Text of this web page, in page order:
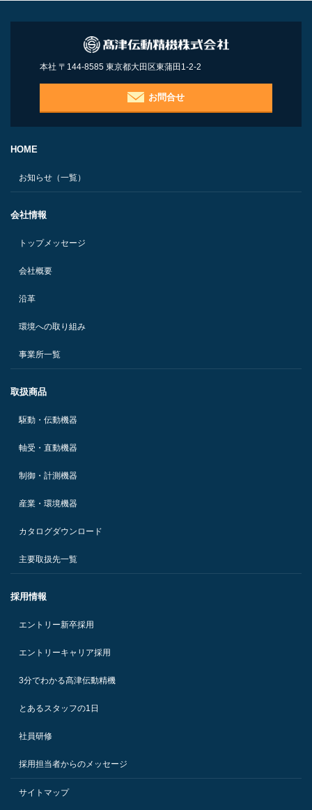
本社 〒144-8585 東京都大田区東蒲田1-2-2
お問合せ
HOME
お知らせ（一覧）
会社情報
トップメッセージ
会社概要
沿革
環境への取り組み
事業所一覧
取扱商品
駆動・伝動機器
軸受・直動機器
制御・計測機器
産業・環境機器
カタログダウンロード
主要取扱先一覧
採用情報
エントリー新卒採用
エントリーキャリア採用
3分でわかる髙津伝動精機
とあるスタッフの1日
社員研修
採用担当者からのメッセージ
サイトマップ